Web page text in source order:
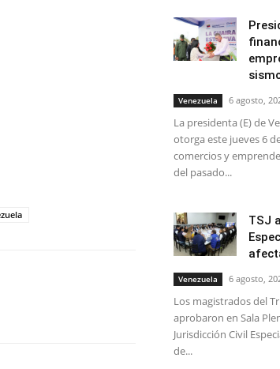
Venezuela 6 agosto,
La presidenta (E) de
otorga este jueves 6
comercios y
del pasado...
TSJ
Venezuela 6 agosto,
Los magistrados del
aprobaron en Sala
Jurisdicción Civil
de...